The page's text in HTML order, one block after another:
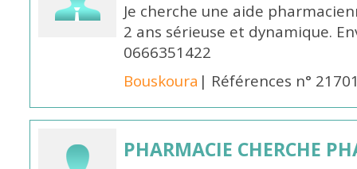
Je cherche une aide
2 ans sérieuse et dynamique.
0666351422
Bouskoura | Références n°
PHARMACIE CHERCHE